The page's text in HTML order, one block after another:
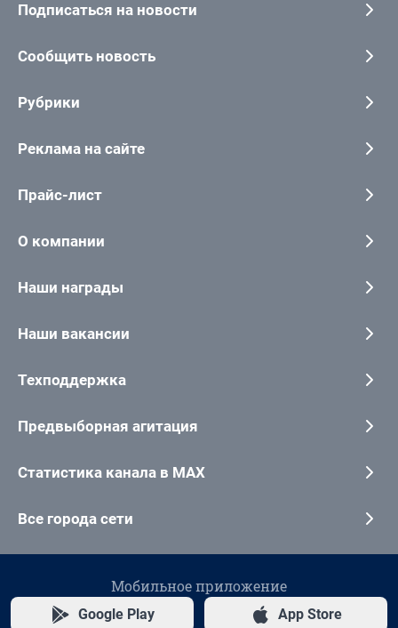
Подписаться на новости
Сообщить новость
Рубрики
Реклама на сайте
Прайс-лист
О компании
Наши награды
Наши вакансии
Техподдержка
Предвыборная агитация
Статистика канала в MAX
Все города сети
Мобильное приложение
Google Play App Store